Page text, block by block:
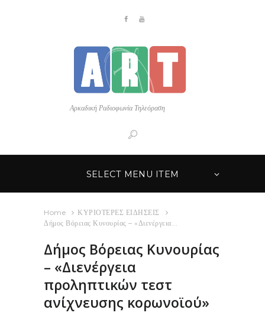
Αρκαδική Ραδιοφωνία Τηλεόραση
SELECT MENU ITEM
Home
ΚΥΡΙΟΤΕΡΕΣ ΕΙΔΗΣΕΙΣ
Δήμος Βόρειας Κυνουρίας – «Διενέργεια...
Δήμος Βόρειας Κυνουρίας
– «Διενέργεια
προληπτικών τεστ
ανίχνευσης κορωνοϊού»